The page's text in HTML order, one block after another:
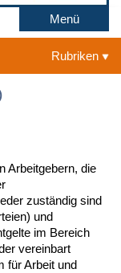
Menü
Rubriken
Arbeitgebern, die
zuständig sind
und
im Bereich
vereinbart
für Arbeit und